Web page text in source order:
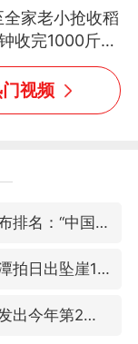
全家老小抢收稻
收完1000斤，
掉链子
视频
日本发布排名：“中国第一，美日德韩英法居后”
情侣平潭拍日出坠崖1死1伤
浙江省发出今年第2号指挥长令